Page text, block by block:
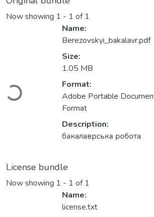
Now showing 1 - 1 of 1
Loading...
Name:
Berezovskyi_bakalavr.pdf
Size:
1.05 MB
Format:
Adobe Portable
Format
Description:
бакалаврська робота
License bundle
Now showing 1 - 1 of 1
Name:
license.txt